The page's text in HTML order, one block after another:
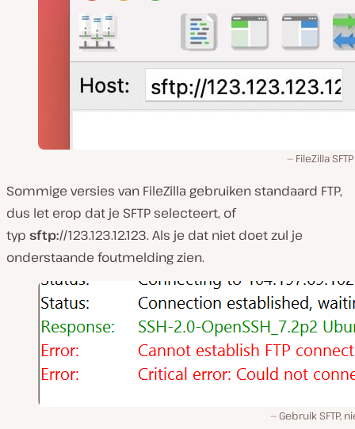
FileZilla
Sommige versies van FileZilla gebruiken standaard FTP,
dus let erop dat je SFTP selecteert, of
typ sftp://123.123.12.123. Als je dat niet doet zul je
onderstaande foutmelding zien.
Gebruik SFTP,